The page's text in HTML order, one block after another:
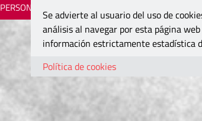
PERSONAJES
Se advierte al usuario del uso de
análisis al navegar por esta página
información estrictamente estadística
Política de cookies